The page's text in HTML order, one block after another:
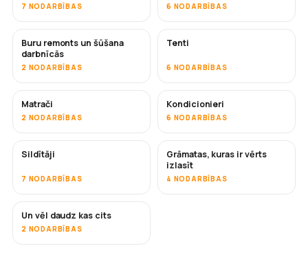
7 NODARBĪBAS 6 NODARBĪBAS
DRĪZUMĀ
Buru remonts un šūšana
darbnīcās
2 NODARBĪBAS
Tenti
6 NODARBĪBAS
Matrači
2 NODARBĪBAS
DRĪZUMĀ
Kondicionieri
6 NODARBĪBAS
DRĪZUMĀ
Sildītāji
7 NODARBĪBAS
DRĪZUMĀ
Grāmatas, kuras ir vērts
izlasīt
4 NODARBĪBAS
DRĪZUMĀ
Un vēl daudz kas cits
2 NODARBĪBAS